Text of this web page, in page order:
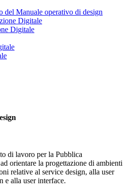
del Manuale operativo di design
Digitale
di lavoro per la Pubblica
orientare la progettazione di ambienti
relative al service design, alla user
e alla user interface.